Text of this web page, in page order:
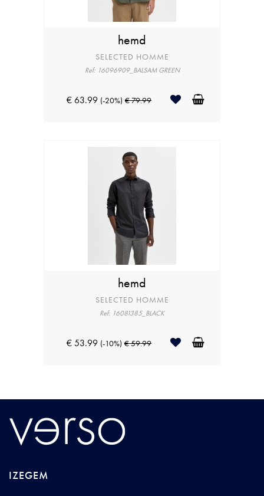
hemd
SELECTED HOMME
Ref: 16096909_BALSAM GREEN
€ 63.99 (-20%) € 79.99
hemd
SELECTED HOMME
Ref: 16081385_BLACK
€ 53.99 (-10%) € 59.99
IZEGEM